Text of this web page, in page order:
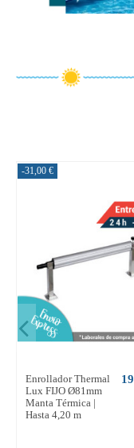
-31,00 €
Enrollador Thermal
Lux FIJO Ø81mm
Manta Térmica |
Hasta 4,20 m